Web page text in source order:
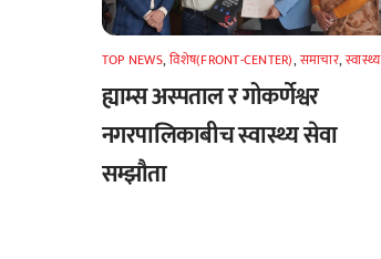
TOP NEWS,विशेष(FRONT-CENTER),समाचार,स्वास्थ्य
ह्याम्स अस्पताल र गोकर्णेश्वर
नगरपालिकाबीच स्वास्थ्य सेवा
सम्झौता